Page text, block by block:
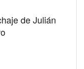
de Julián